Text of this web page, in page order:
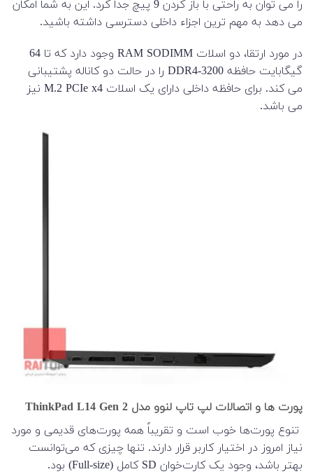
را می توان به راحتی با باز کردن 9 پیچ جدا کرد. این به شما امکان
می دهد به مهم ترین اجزاء داخلی دسترسی داشته باشید.
در مورد ارتقا، دو اسلات RAM SODIMM وجود دارد که تا 64
گیگابایت حافظه DDR4-3200 را در حالت دو کاناله پشتیبانی
می کند. برای حافظه داخلی دارای یک اسلات M.2 PCIe x4 نیز
می باشد.
پورت ها و اتصالات لپ تاپ لنوو مدل ThinkPad L14 Gen 2
تنوع پورت‌ها خوب است و تقریباً همه پورت‌های قدیمی و مورد
نیاز امروز در اختیار کاربر قرار دارند. تنها چیزی که می‌توانست
بهتر باشد، وجود یک کارت‌خوان SD کامل (Full-size) بود.